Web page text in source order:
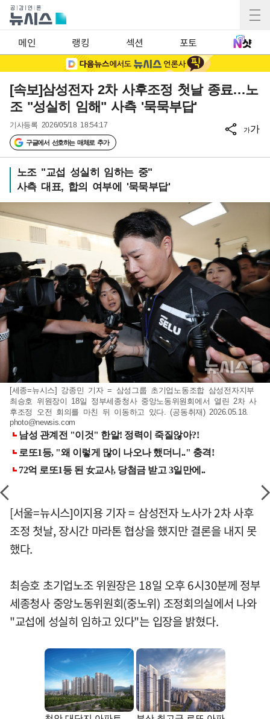
메인 랭킹 섹션 포토
[속보]삼성전자 2차 사후조정 첫날 종료…노
조 "성실히 임해" 사측 '묵묵부답'
기사등록 2026/05/18 18:54:17
구글에서 선호하는 매체로 추가
가가
노조 "교섭 성실히 임하는 중"
사측 대표, 합의 여부에 '묵묵부답'
[세종=뉴시스] 강종민 기자 = 삼성그룹 초기업노동조합 삼성전자지부
최승호 위원장이 18일 정부세종청사 중앙노동위원회에서 열린 2차 사
후조정 오전 회의를 마친 뒤 이동하고 있다. (공동취재) 2026.05.18.
photo@newsis.com
[서울=뉴시스]이지용 기자 = 삼성전자 노사가 2차 사후
조정 첫날, 장시간 마라톤 협상을 했지만 결론을 내지 못
했다.
최승호 초기업노조 위원장은 18일 오후 6시30분께 정부
세종청사 중앙노동위원회(중노위) 조정회의실에서 나와
"교섭에 성실히 임하고 있다"는 입장을 밝혔다.